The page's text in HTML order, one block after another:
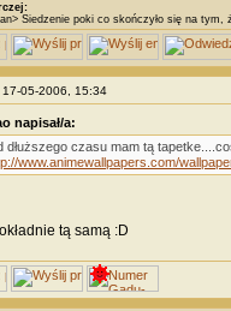
Siedzenie poki co skończyło się na
17-05-2006, 15:34
napisał/a:
dłuższego czasu mam tą
www.animewallpapers.com/
tą samą :D